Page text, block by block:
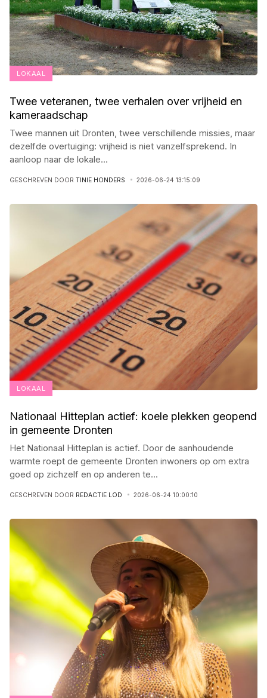
LOKAAL
Twee veteranen, twee verhalen over vrijheid en
kameraadschap
Twee mannen uit Dronten, twee verschillende missies, maar
dezelfde overtuiging: vrijheid is niet vanzelfsprekend. In
aanloop naar de lokale...
GESCHREVEN DOOR TINIE HONDERS 2026-06-24 13:15:09
LOKAAL
Nationaal Hitteplan actief: koele plekken geopend
in gemeente Dronten
Het Nationaal Hitteplan is actief. Door de aanhoudende
warmte roept de gemeente Dronten inwoners op om extra
goed op zichzelf en op anderen te...
GESCHREVEN DOOR REDACTIE LOD 2026-06-24 10:00:10